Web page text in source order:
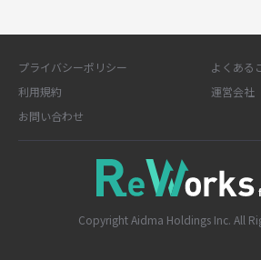
プライバシーポリシー
よくある
利用規約
運営会社
お問い合わせ
Copyright Aidma Holdings Inc. All